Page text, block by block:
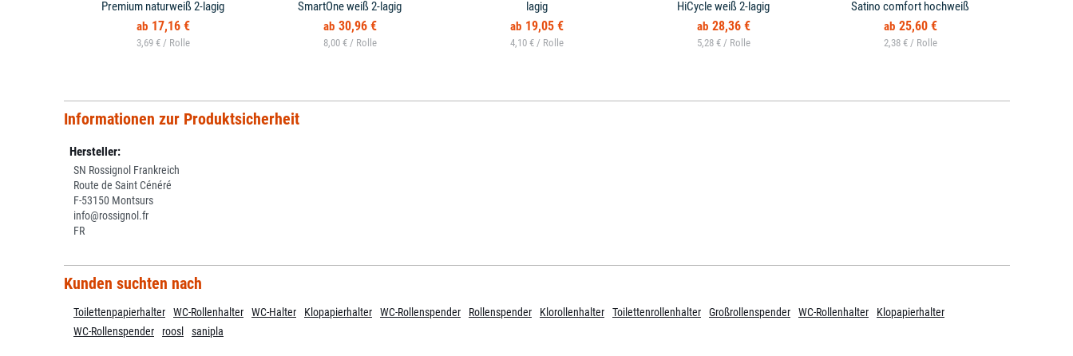
Premium naturweiß 2-lagig
17,16 €
3,69 € /
SmartOne weiß 2-lagig
30,96 €
8,00 € /
lagig
19,05 €
4,10 € /
HiCycle weiß 2-lagig
28,36 €
5,28 € /
Satino comfort hochweiß
25,60 €
2,38 € /
Informationen zur Produktsicherheit
Hersteller:
SN Rossignol Frankreich
Route de Saint Cénéré
F-53150 Montsurs
info@rossignol.fr
FR
Kunden suchten nach
Toilettenpapierhalter WC-Rollenhalter WC-Halter Klopapierhalter WC-Rollenspender Rollenspender Klorollenhalter Toilettenrollenhalter Großrollenspender WC-Rollenhalter
Klopapierhalter
WC-Rollenspender
roosl sanipla